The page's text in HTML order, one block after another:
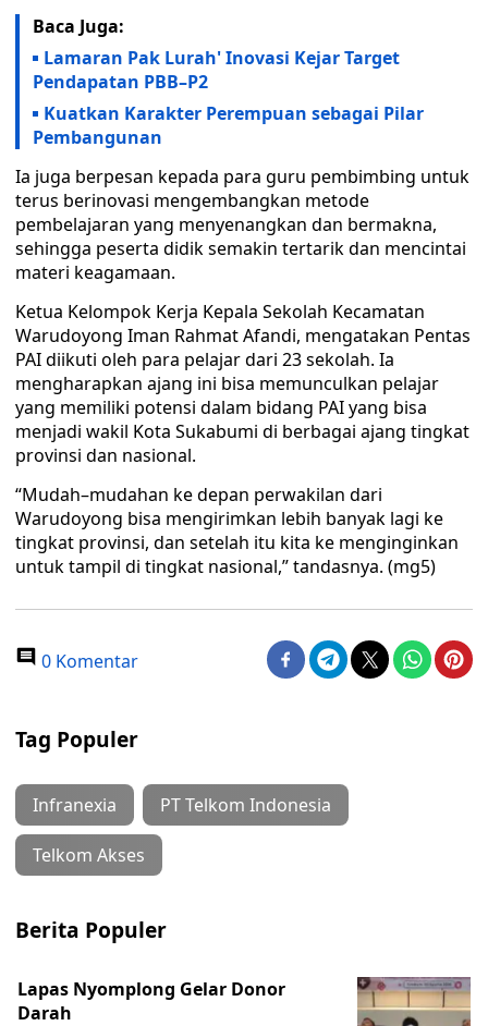
Baca Juga:
Lamaran Pak Lurah' Inovasi Kejar Target
Pendapatan PBB–P2
Kuatkan Karakter Perempuan sebagai Pilar
Pembangunan
Ia juga berpesan kepada para guru pembimbing untuk
terus berinovasi mengembangkan metode
pembelajaran yang menyenangkan dan bermakna,
sehingga peserta didik semakin tertarik dan mencintai
materi keagamaan.
Ketua Kelompok Kerja Kepala Sekolah Kecamatan
Warudoyong Iman Rahmat Afandi, mengatakan Pentas
PAI diikuti oleh para pelajar dari 23 sekolah. Ia
mengharapkan ajang ini bisa memunculkan pelajar
yang memiliki potensi dalam bidang PAI yang bisa
menjadi wakil Kota Sukabumi di berbagai ajang tingkat
provinsi dan nasional.
“Mudah–mudahan ke depan perwakilan dari
Warudoyong bisa mengirimkan lebih banyak lagi ke
tingkat provinsi, dan setelah itu kita ke menginginkan
untuk tampil di tingkat nasional,” tandasnya. (mg5)
0 Komentar
Tag Populer
Infranexia PT Telkom Indonesia
Telkom Akses
Berita Populer
Lapas Nyomplong Gelar Donor
Darah